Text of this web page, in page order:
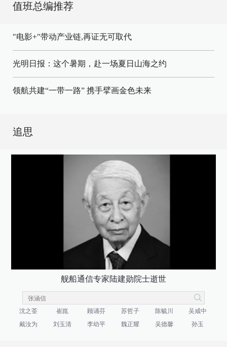
值班总编推荐
"电影+"带动产业链,再证无可取代
光明日报：这个暑期，赴一场夏日山海之约
领航共建“一带一路” 携手擘画金色未来
追思
舰船通信专家陆建勋院士逝世
沈之荃 崔崑 顾诵芬 苏哲子 陈毓川
吴咸中
戴汝为
刘玉清 李幼平 魏正耀 吴德馨 孙玉